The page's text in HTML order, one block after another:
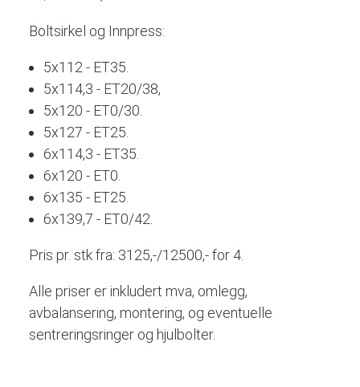
Boltsirkel og Innpress:
5x112 - ET35.
5x114,3 - ET20/38,
5x120 - ET0/30.
5x127 - ET25.
6x114,3 - ET35.
6x120 - ET0.
6x135 - ET25.
6x139,7 - ET0/42.
Pris pr. stk fra: 3125,-/12500,- for 4.
Alle priser er inkludert mva, omlegg,
avbalansering, montering, og eventuelle
sentreringsringer og hjulbolter.